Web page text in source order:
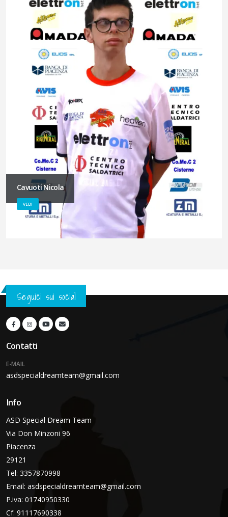
Cavuoti Nicola
VEDI
Seguici sui social
Contatti
E-MAIL
asdspecialdreamteam@gmail.com
Info
ASD Special Dream Team
Via Don Minzoni 96
Piacenza
29121
Tel: 3357870998
Email: asdspecialdreamteam@gmail.com
P.iva: 01740950330
Cf: 91117690338